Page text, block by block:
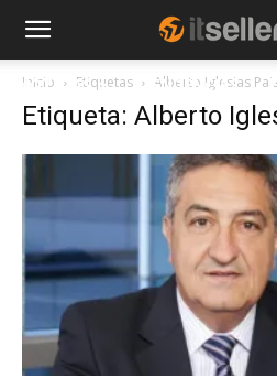
NOTICIAS TENDENCIAS
Inicio Etiquetas Alberto Iglesias
Etiqueta: Alberto